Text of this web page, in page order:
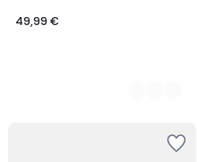
49,99 €